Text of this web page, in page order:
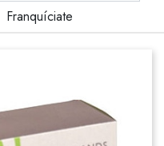
Franquíciate